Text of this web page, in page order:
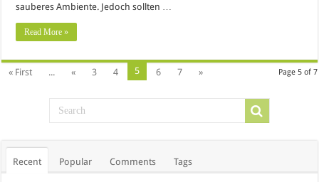
sauberes Ambiente. Jedoch sollten …
Read More »
Page 5 of 7
« First ... « 3 4 5 6 7 »
Recent Popular Comments Tags